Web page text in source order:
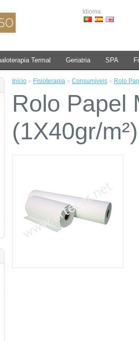
Idioma
Termal Geriatria SPA
Início » Fisioterapia » Consumíveis » Rolo
Rolo Papel
(1X40gr/m²)